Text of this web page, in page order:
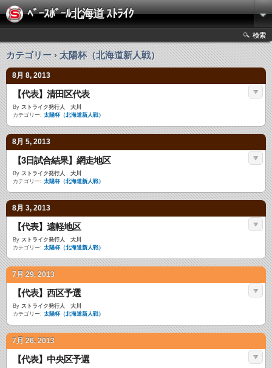
ﾍﾞｰｽﾎﾞｰﾙ北海道 ｽﾄﾗｲｸ
検索
カテゴリー › 太陽杯（北海道新人戦）
8月 8, 2013
【代表】清田区代表
By ストライク発行人 大川
カテゴリー: 太陽杯（北海道新人戦）
8月 5, 2013
【3日試合結果】網走地区
By ストライク発行人 大川
カテゴリー: 太陽杯（北海道新人戦）
8月 3, 2013
【代表】遠軽地区
By ストライク発行人 大川
カテゴリー: 太陽杯（北海道新人戦）
7月 29, 2013
【代表】西区予選
By ストライク発行人 大川
カテゴリー: 太陽杯（北海道新人戦）
7月 26, 2013
【代表】中央区予選